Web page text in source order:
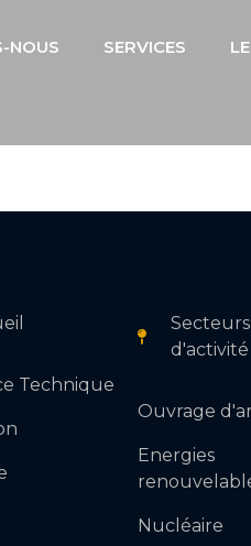
NOUS SERVICES
Technique
Secteurs
d'activité
Ouvrage
Energies
Nucléaire
DEMANDE